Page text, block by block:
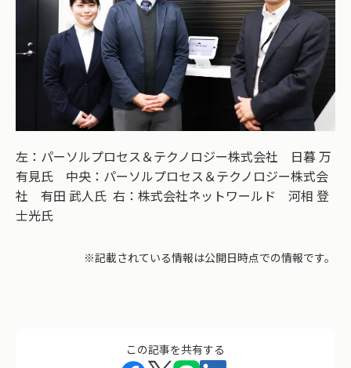
左：パーソルプロセス＆テクノロジー株式会社 日暮 万
有見氏 中央：パーソルプロセス＆テクノロジー株式会
社 有田 武人氏 右：株式会社ネットワールド 河相 登
士光氏
※記載されている情報は公開日時点での情報です。
この記事を共有する